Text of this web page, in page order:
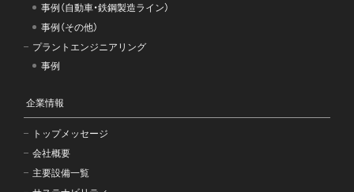
事例（自動車・鉄鋼製造ライン）
事例（その他）
プラントエンジニアリング
事例
企業情報
トップメッセージ
会社概要
主要設備一覧